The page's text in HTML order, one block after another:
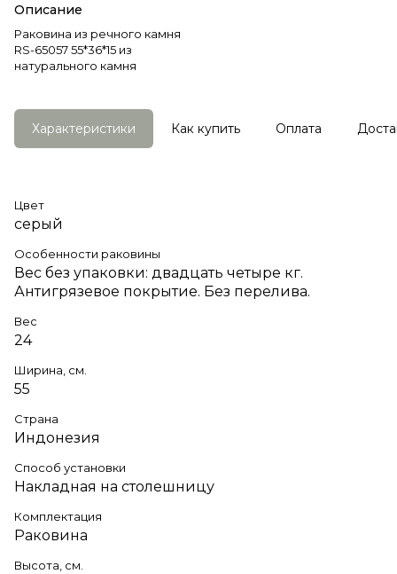
Описание
Раковина из речного камня
RS-65057 55*36*15 из
натурального камня
Характеристики Как купить Оплата
Цвет
серый
Особенности раковины
Вес без упаковки: двадцать четыре кг.
Антигрязевое покрытие. Без перелива.
Вес
24
Ширина, см.
55
Страна
Индонезия
Способ установки
Накладная на столешницу
Комплектация
Раковина
Высота, см.